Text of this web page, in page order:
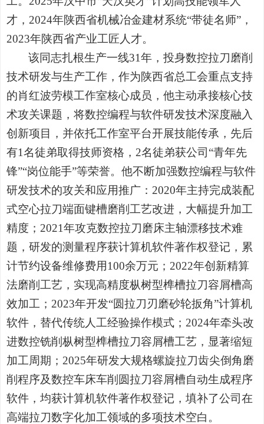
才，2024年陕西省机械冶金建材系统“带徒名师”，
2023年陕西省产业工匠人才。
该同志扎根生产一线31年，投身数控拉刀磨削
技术研发与生产工作，作为陕西省总工会重点支持
的肖红波劳模工作室核心成员，他主动承接核心技
术攻关课题，将数控编程与软件研发技术深度融入
创新项目，并依托工作室平台开展技能传承，先后
有1名徒弟取得技师资格，2名徒弟获公司“青年先
锋”“岗位能手”等荣誉。他不断加强数控编程与软件
研发技术的攻关和应用推广：2020年主持完成装配
式空心拉刀端面键槽磨削工艺改进，大幅提升加工
精度；2021年攻克数控拉刀磨床主轴漂移技术难
题，研发的测量程序获计算机软件著作权登记，累
计节约设备维修费用100余万元；2022年创新精算
法磨削工艺，实现高精度枞树型榫槽拉刀容屑槽高
效加工；2023年开发“圆拉刀刃磨砂轮扳角”计算机
软件，替代传统人工经验操作模式；2024年牵头改
进数控铣削枞树型榫槽拉刀容屑槽工艺，显著缩短
加工周期；2025年研发大规格螺旋拉刀齿尖倒角磨
削程序及数控车床车削圆拉刀容屑槽自动生成程序
软件，均获计算机软件著作权登记，填补了公司在
高端拉刀数字化加工领域的多项技术空白。